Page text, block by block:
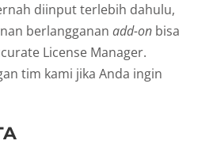
diinput terlebih dahulu,
berlangganan add-on bisa
License Manager.
tim kami jika Anda ingin